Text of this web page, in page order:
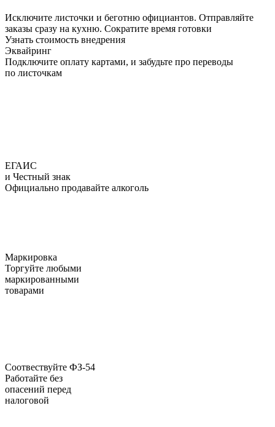
Исключите листочки и беготню официантов. Отправляйте
заказы сразу на кухню. Сократите время готовки
Узнать стоимость внедрения
Эквайринг
Подключите оплату картами, и забудьте про переводы
по листочкам
ЕГАИС
и Честный знак
Официально продавайте алкоголь
Маркировка
Торгуйте любыми
маркированными
товарами
Соотвествуйте ФЗ-54
Работайте без
опасений перед
налоговой